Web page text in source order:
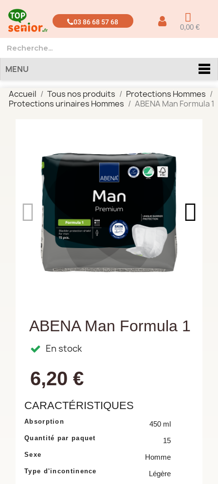
03 86 68 57 68
0,00 €
MENU
Accueil Tous nos produits
Protections Hommes
Protections urinaires Hommes
ABENA Man Formula 1
ABENA Man Formula 1
En stock
6,20 €
CARACTÉRISTIQUES
Absorption 450 ml
Quantité par paquet 15
Sexe Homme
Type d'incontinence Légère